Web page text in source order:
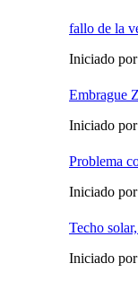
fallo de la
Iniciado
Embrague
Iniciado
Problema
Iniciado
Techo
Iniciado